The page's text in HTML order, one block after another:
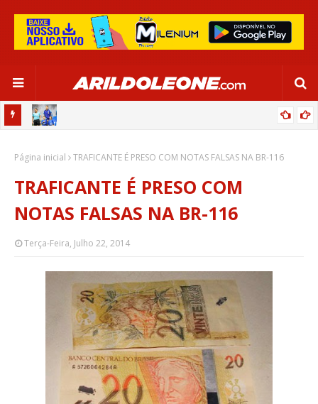
SALVADOR
Página inicial TRAFICANTE É PRESO COM NOTAS FALSAS NA BR-116
TRAFICANTE É PRESO COM
NOTAS FALSAS NA BR-116
Terça-Feira, Julho 22, 2014